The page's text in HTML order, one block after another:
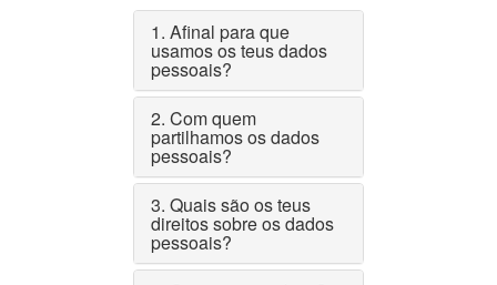
1. Afinal para que
usamos os teus dados
pessoais?
2. Com quem
partilhamos os dados
pessoais?
3. Quais são os teus
direitos sobre os dados
pessoais?